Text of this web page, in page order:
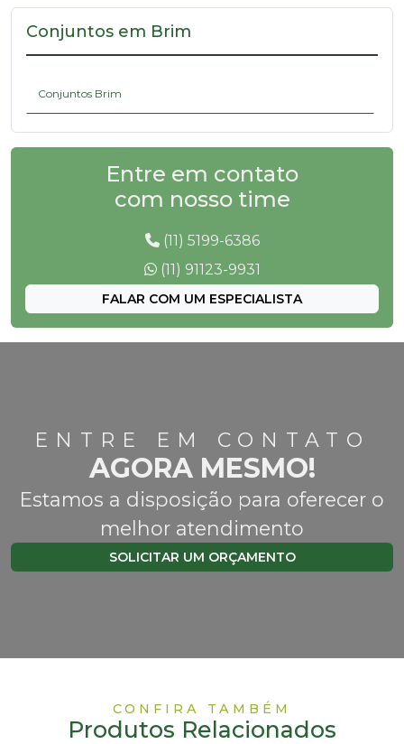
Conjuntos em Brim
Conjuntos Brim
Entre em contato
com nosso time
(11) 5199-6386
(11) 91123-9931
FALAR COM UM ESPECIALISTA
ENTRE EM CONTATO
AGORA MESMO!
Estamos a disposição para oferecer o
melhor atendimento
SOLICITAR UM ORÇAMENTO
CONFIRA TAMBÉM
Produtos Relacionados